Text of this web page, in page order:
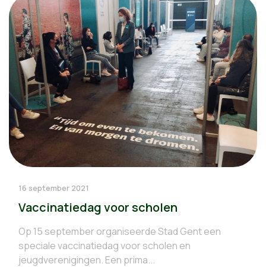
16 september 2021
Vaccinatiedag voor scholen
Op 15 september organiseerde Stad Gent een
speciale vaccinatiedag voor scholen en
jeugdverenigingen. Een prima...